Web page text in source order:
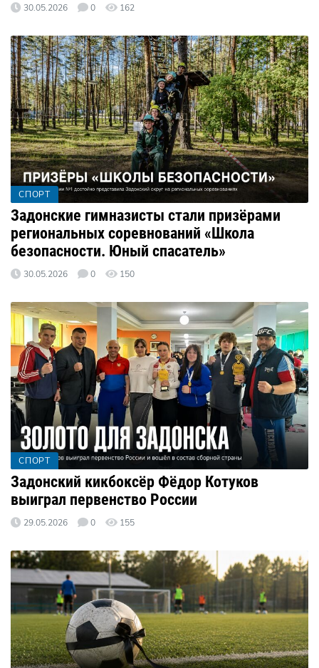
30.05.2026 0 162
СПОРТ
Задонские гимназисты стали призёрами
региональных соревнований «Школа
безопасности. Юный спасатель»
30.05.2026 0 150
СПОРТ
Задонский кикбоксёр Фёдор Котуков
выиграл первенство России
29.05.2026 0 155